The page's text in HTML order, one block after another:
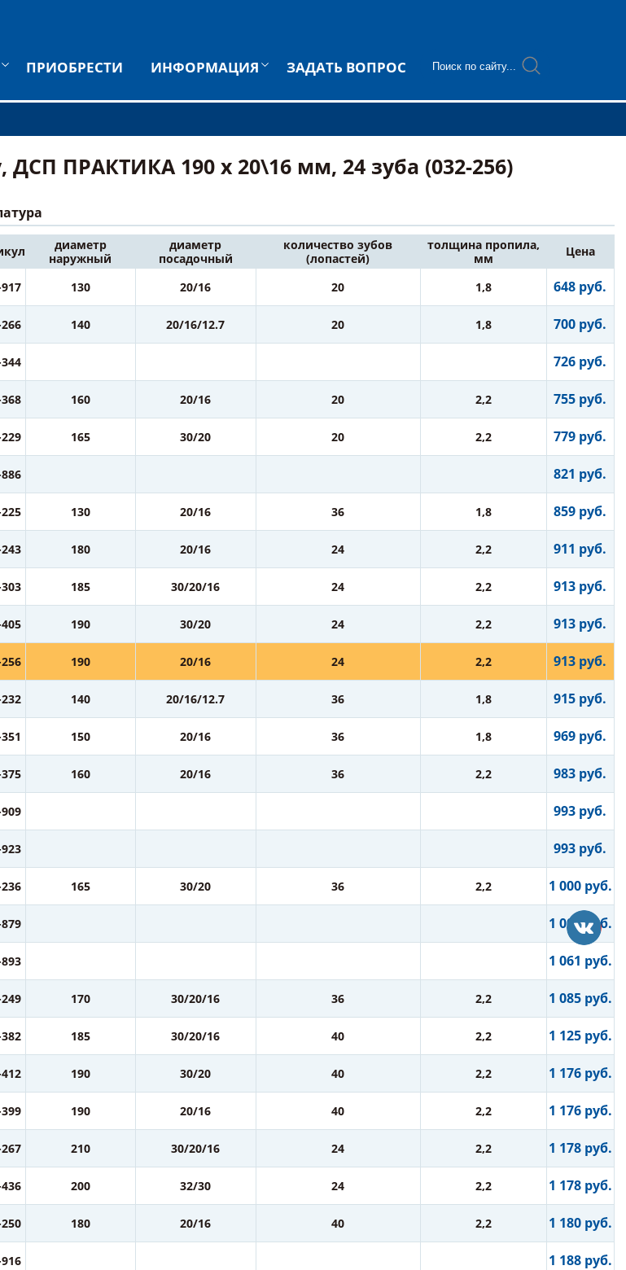
ПРИОБРЕСТИ ИНФОРМАЦИЯ ЗАДАТЬ ВОПРОС
ПРАКТИКА 190 х 20\16 мм, 24 зуба (032-256)
диаметр
наружный
диаметр
посадочный
количество зубов
(лопастей)
толщина пропила,
мм
Цена
130 20/16 20 1,8 648 руб.
140 20/16/12.7 20 1,8 700 руб.
726 руб.
160 20/16 20 2,2 755 руб.
165 30/20 20 2,2 779 руб.
821 руб.
130 20/16 36 1,8 859 руб.
180 20/16 24 2,2 911 руб.
185 30/20/16 24 2,2 913 руб.
190 30/20 24 2,2 913 руб.
190 20/16 24 2,2 913 руб.
140 20/16/12.7 36 1,8 915 руб.
150 20/16 36 1,8 969 руб.
160 20/16 36 2,2 983 руб.
993 руб.
993 руб.
165 30/20 36 2,2 1 000 руб.
1 003 руб.
1 061 руб.
170 30/20/16 36 2,2 1 085 руб.
185 30/20/16 40 2,2 1 125 руб.
190 30/20 40 2,2 1 176 руб.
190 20/16 40 2,2 1 176 руб.
210 30/20/16 24 2,2 1 178 руб.
200 32/30 24 2,2 1 178 руб.
180 20/16 40 2,2 1 180 руб.
1 188 руб.